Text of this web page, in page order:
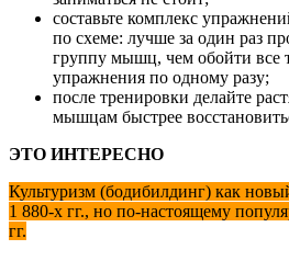
составьте комплекс
по схеме: лучше за один раз
группу мышц, чем обойти все
упражнения по одному разу;
после тренировки делайте
мышцам быстрее
ЭТО ИНТЕРЕСНО
Культуризм (бодибилдинг) как
1 880-х гг., но по-настоящему
гг.